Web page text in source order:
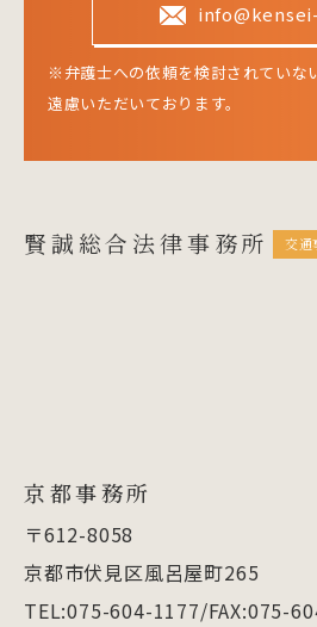
※弁護士への依頼を検討されていな
遠慮いただいております。
賢誠総合法律事務所 交通
京都事務所
〒612-8058
京都市伏見区風呂屋町265
TEL:075-604-1177/FAX:075-